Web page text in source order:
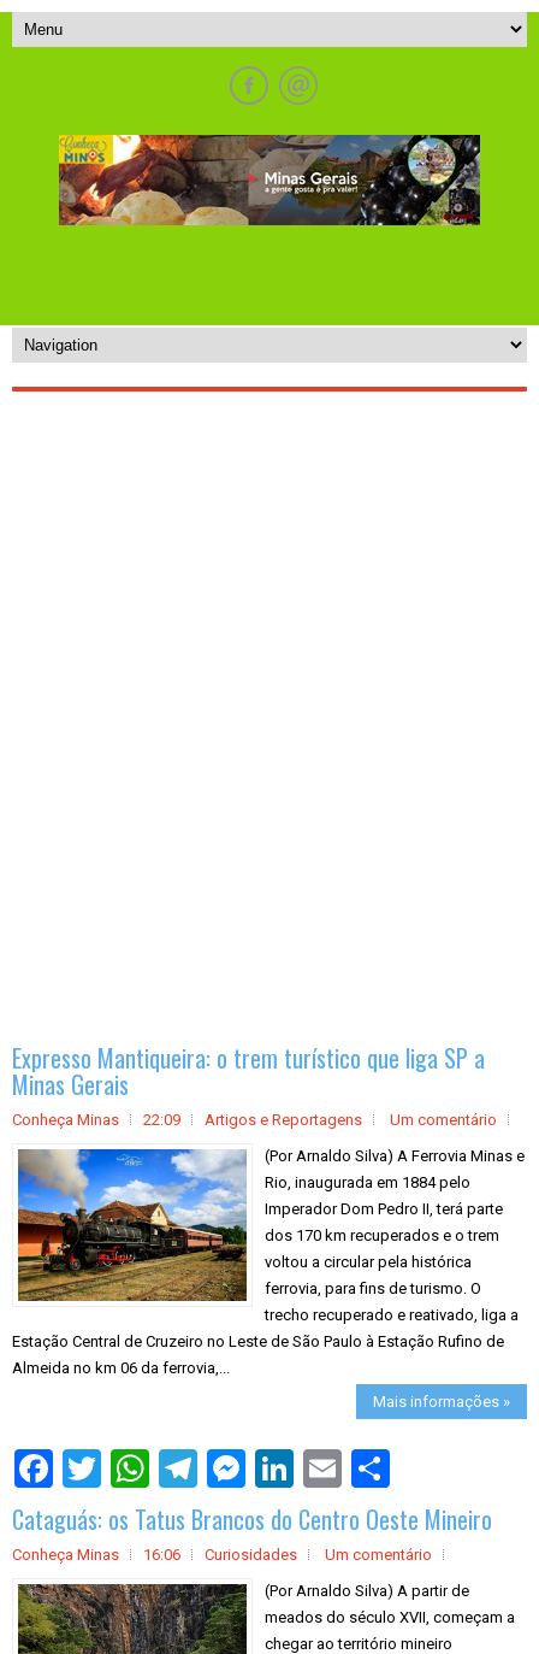
Expresso Mantiqueira: o trem turístico que liga SP a
Minas Gerais
Conheça Minas 22:09 Artigos e Reportagens
Um comentário
(Por Arnaldo Silva) A Ferrovia Minas e
Rio, inaugurada em 1884 pelo
Imperador Dom Pedro II, terá parte
dos 170 km recuperados e o trem
voltou a circular pela histórica
ferrovia, para fins de turismo. O
trecho recuperado e reativado, liga a
Estação Central de Cruzeiro no Leste de São Paulo à Estação Rufino de
Almeida no km 06 da ferrovia,...
Mais informações »
r
e
Cataguás: os Tatus Brancos do Centro Oeste Mineiro
Conheça Minas 16:06 Curiosidades
Um comentário
(Por Arnaldo Silva) A partir de
meados do século XVII, começam a
chegar ao território mineiro